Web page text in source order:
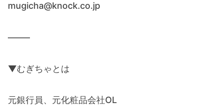
mugicha@knock.co.jp
——–
▼むぎちゃとは
元銀行員、元化粧品会社OL